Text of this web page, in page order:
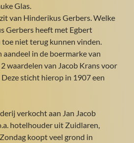
Glas.
van Hinderikus Gerbers. Welke
Gerbers heeft met Egbert
niet terug kunnen vinden.
in de boermarke van
waardelen van Jacob Krans voor
sticht hierop in 1907 een
verkocht aan Jan Jacob
hotelhouder uit Zuidlaren,
koopt veel grond in